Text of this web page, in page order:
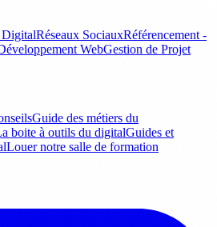
Réseaux SociauxRéférencement -
WebGestion de Projet
Guide des métiers du
boite à outils du digitalGuides et
Louer notre salle de formation